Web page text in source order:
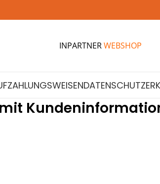
INPARTNERWEBSHOP
ZAHLUNGSWEISEN